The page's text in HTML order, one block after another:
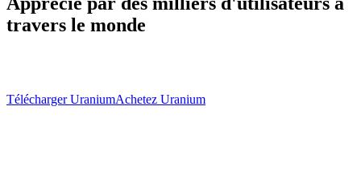
travers le monde
Télécharger UraniumAchetez Uranium